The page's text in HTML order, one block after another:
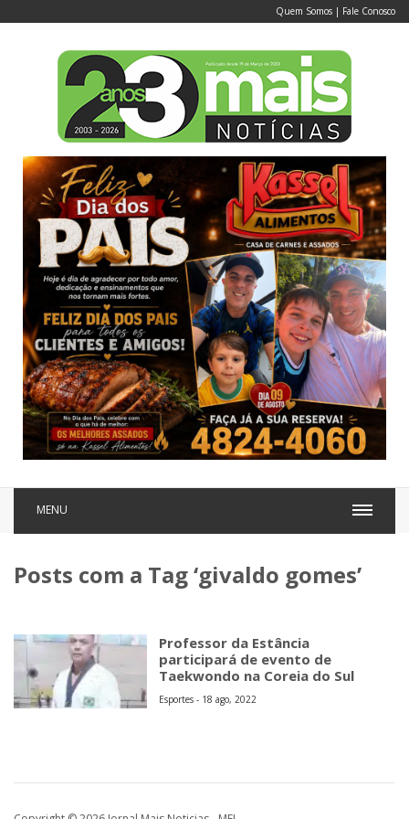
Quem Somos | Fale Conosco
MENU
Posts com a Tag ‘givaldo gomes’
Professor da Estância
participará de evento de
Taekwondo na Coreia do Sul
Esportes - 18 ago, 2022